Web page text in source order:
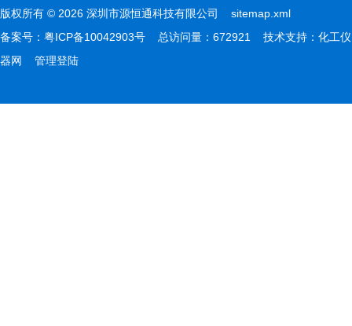
版权所有 © 2026 深圳市源恒通科技有限公司 sitemap.xml
备案号： 粤ICP备10042903号 总访问量：672921 技术支持： 化工仪
器网
管理登陆